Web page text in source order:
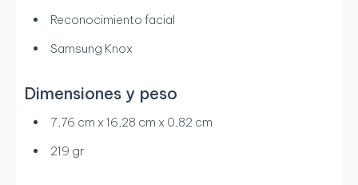
Reconocimiento facial
Samsung Knox
Dimensiones y peso
7,76 cm x 16,28 cm x 0,82 cm
219 gr